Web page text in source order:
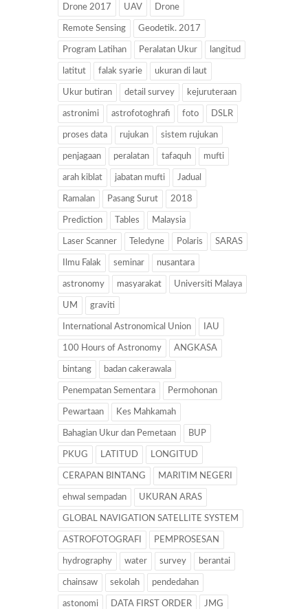
Drone 2017 UAV Drone
Remote Sensing Geodetik. 2017
Program Latihan Peralatan Ukur langitud
latitut falak syarie ukuran di laut
Ukur butiran detail survey kejuruteraan
astronimi astrofotoghrafi foto DSLR
proses data rujukan sistem rujukan
penjagaan peralatan tafaquh mufti
arah kiblat jabatan mufti Jadual
Ramalan Pasang Surut 2018
Prediction Tables Malaysia
Laser Scanner Teledyne Polaris SARAS
Ilmu Falak seminar nusantara
astronomy masyarakat Universiti Malaya
UM graviti
International Astronomical Union IAU
100 Hours of Astronomy ANGKASA
bintang badan cakerawala
Penempatan Sementara Permohonan
Pewartaan Kes Mahkamah
Bahagian Ukur dan Pemetaan BUP
PKUG LATITUD LONGITUD
CERAPAN BINTANG MARITIM NEGERI
ehwal sempadan UKURAN ARAS
GLOBAL NAVIGATION SATELLITE SYSTEM
ASTROFOTOGRAFI PEMPROSESAN
hydrography water survey berantai
chainsaw sekolah pendedahan
astonomi DATA FIRST ORDER JMG